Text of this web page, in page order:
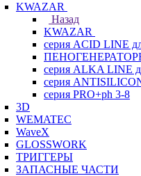
KWAZAR
Назад
KWAZAR
серия ACID LINE
серия ALKA LINE
серия
серия PRO+ph 3-8
3D
WEMATEC
WaveX
GLOSSWORK
ТРИГГЕРЫ
ЗАПАСНЫЕ ЧАСТИ